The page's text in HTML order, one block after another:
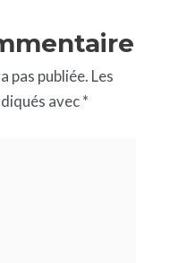
pas publiée. Les
avec*